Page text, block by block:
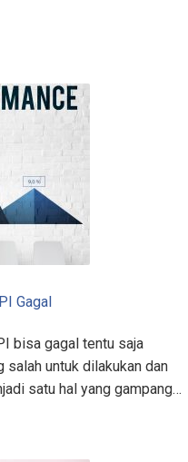
Gagal
bisa gagal tentu saja
salah untuk dilakukan dan
satu hal yang gampang…